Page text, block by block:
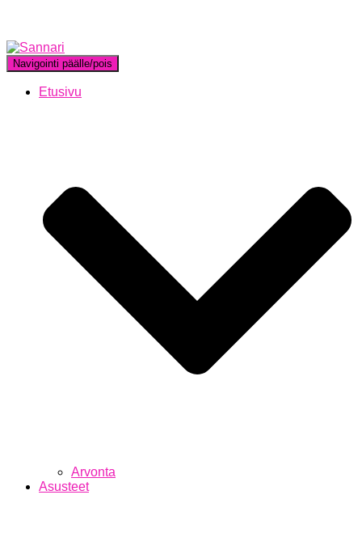
Navigointi päälle/pois
Etusivu
Arvonta
Asusteet